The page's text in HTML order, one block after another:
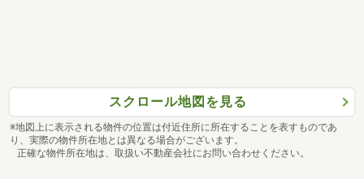
スクロール地図を見る
※地図上に表示される物件の位置は付近住所に所在することを表すものであ
り、実際の物件所在地とは異なる場合がございます。
正確な物件所在地は、取扱い不動産会社にお問い合わせください。